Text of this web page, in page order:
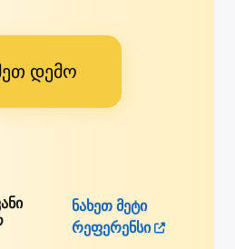
დემო
ნახეთ მეტი
რეფერენსი